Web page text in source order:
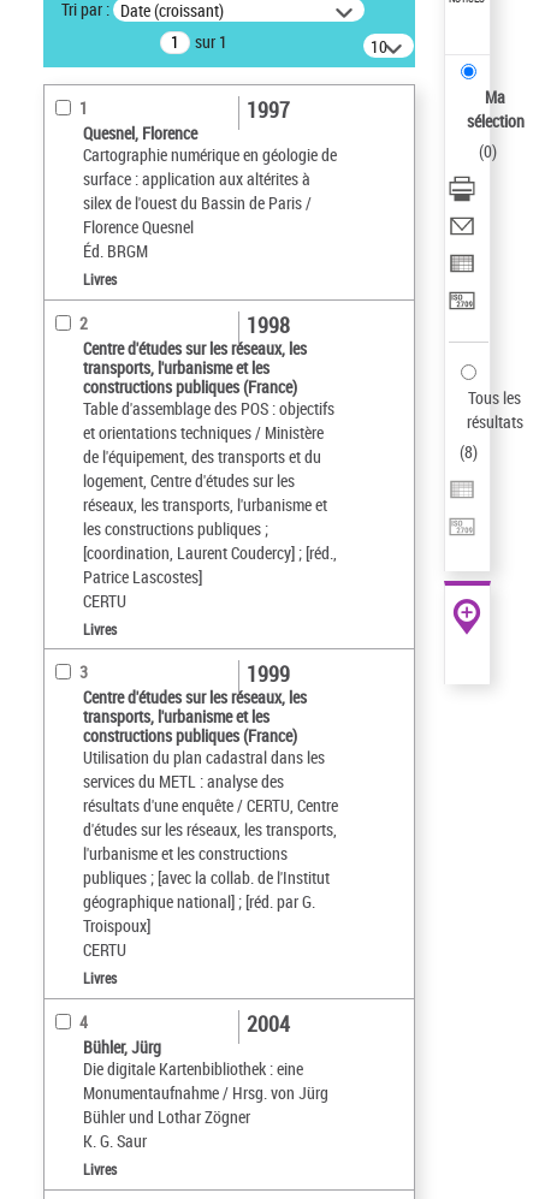
Tri par : Date (croissant)
sur 1
10
résultats/page
1
Quesnel, Florence
Cartographie numérique en géologie de
surface : application aux altérites à
silex de l'ouest du Bassin de Paris /
Florence Quesnel
Éd. BRGM
1997
Livres
2
Centre d'études sur les réseaux, les
transports, l'urbanisme et les
constructions publiques (France)
Table d'assemblage des POS : objectifs
et orientations techniques / Ministère
de l'équipement, des transports et du
logement, Centre d'études sur les
réseaux, les transports, l'urbanisme et
les constructions publiques ;
[coordination, Laurent Coudercy] ; [réd.,
Patrice Lascostes]
CERTU
1998
Livres
3
Centre d'études sur les réseaux, les
transports, l'urbanisme et les
constructions publiques (France)
Utilisation du plan cadastral dans les
services du METL : analyse des
résultats d'une enquête / CERTU, Centre
d'études sur les réseaux, les transports,
l'urbanisme et les constructions
publiques ; [avec la collab. de l'Institut
géographique national] ; [réd. par G.
Troispoux]
CERTU
1999
Livres
4
Bühler, Jürg
Die digitale Kartenbibliothek : eine
Monumentaufnahme / Hrsg. von Jürg
Bühler und Lothar Zögner
K. G. Saur
2004
Livres
Ma
sélection
(0)
Tous les
résultats
(8)